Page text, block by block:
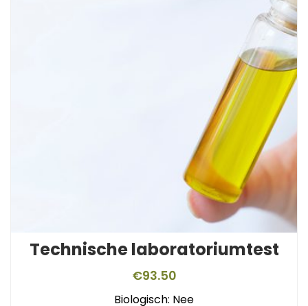
Technische laboratoriumtest
€93.50
Biologisch: Nee